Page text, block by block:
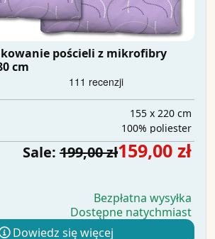
pościeli z mikrofibry
cm
155 x 220 cm
100% poliester
Sale: 199,00 zł159,00 zł
Bezpłatna wysyłka
Dostępne natychmiast
Dowiedz się więcej